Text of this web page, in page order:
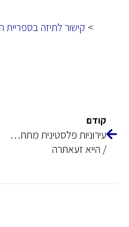
> קישור לתיזה בספריית
קודם
עירוניות פלסטינית מתחדשת בחיפה: עיר, מקום, תרבות וזהות
/ הייא זעאתרה